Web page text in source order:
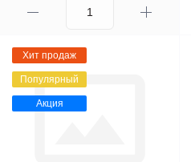
Хит продаж
Популярный
Акция